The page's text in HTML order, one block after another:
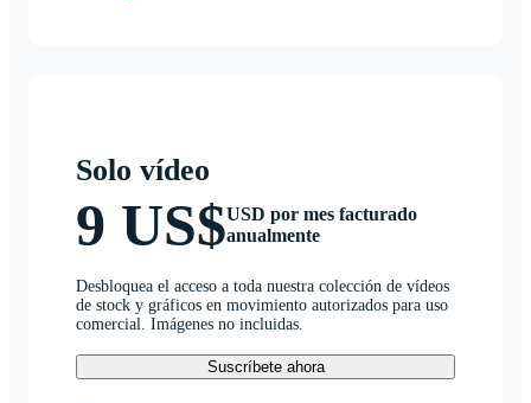
Solo vídeo
9 US$USD por mes facturado
anualmente
Desbloquea el acceso a toda nuestra colección de vídeos
de stock y gráficos en movimiento autorizados para uso
comercial. Imágenes no incluidas.
Suscríbete ahora